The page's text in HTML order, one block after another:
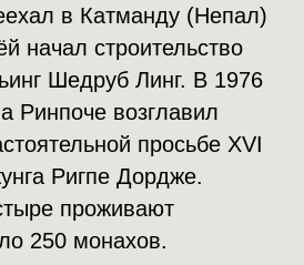
в Катманду (Непал)
начал строительство
Шедруб Линг. В 1976
Ринпоче возглавил
просьбе XVI
Ригпе Дордже.
проживают
250 монахов.